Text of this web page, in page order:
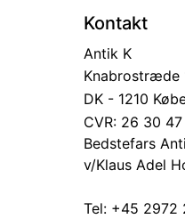
Kontakt
Antik K
Knabrostræde
DK - 1210
CVR: 26 30
Bedstefars
v/Klaus Adel
Tel: +45 2972